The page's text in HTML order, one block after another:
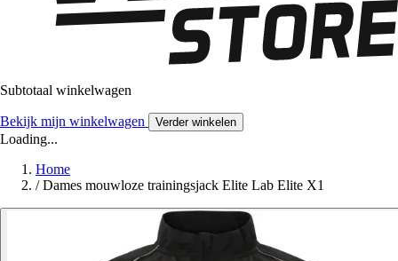
Subtotaal winkelwagen
Bekijk mijn winkelwagen Verder winkelen
Loading...
Home
/ Dames mouwloze trainingsjack Elite Lab Elite X1